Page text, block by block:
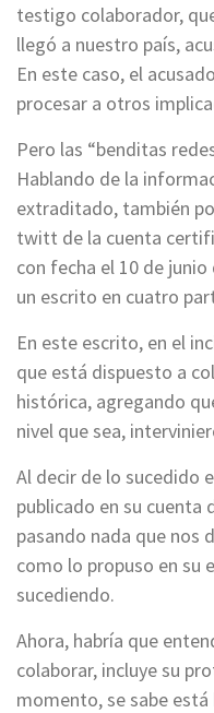
testigo colaborador,
llegó a nuestro país,
En este caso, el
procesar a otros
Pero las “benditas
Hablando de la
extraditado, también
twitt de la cuenta
con fecha el 10 de
un escrito en cuatro
En este escrito, en el
que está dispuesto a
histórica, agregando
nivel que sea,
Al decir de lo sucedido
publicado en su cuenta
pasando nada que nos
como lo propuso en su
sucediendo.
Ahora, habría que
colaborar, incluye su
momento, se sabe